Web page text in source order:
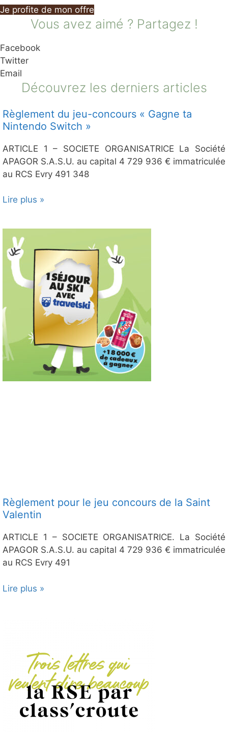
Je profite de mon offre
Vous avez aimé ? Partagez !
Facebook
Twitter
Email
Découvrez les derniers articles
Règlement du jeu-concours « Gagne ta
Nintendo Switch »
ARTICLE 1 – SOCIETE ORGANISATRICE La Société
APAGOR S.A.S.U. au capital 4 729 936 € immatriculée
au RCS Evry 491 348
Lire plus »
Règlement pour le jeu concours de la Saint
Valentin
ARTICLE 1 – SOCIETE ORGANISATRICE. La Société
APAGOR S.A.S.U. au capital 4 729 936 € immatriculée
au RCS Evry 491
Lire plus »